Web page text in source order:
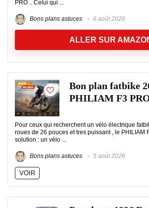
PRO .. Celui qui ...
Bons plans astuces 6 août 2026
ALLER SUR
Bon plan fatbike
PHILIAM F3
Pour ceux qui recherchent un vélo électrique
roues de 26 pouces et tres puissant , le PHILIAM
solution : un vélo ...
Bons plans astuces 5 août 2026
VOIR